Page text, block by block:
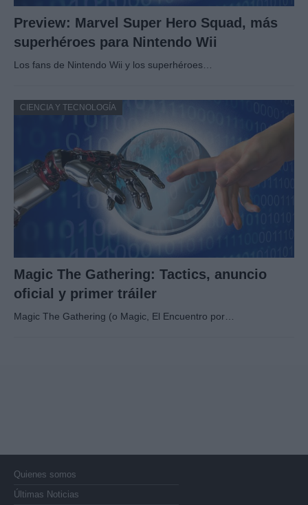
Preview: Marvel Super Hero Squad, más
superhéroes para Nintendo Wii
Los fans de Nintendo Wii y los superhéroes…
CIENCIA Y TECNOLOGÍA
Magic The Gathering: Tactics, anuncio
oficial y primer tráiler
Magic The Gathering (o Magic, El Encuentro por…
Quienes somos
Últimas Noticias